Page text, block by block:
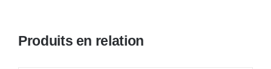
Produits en relation